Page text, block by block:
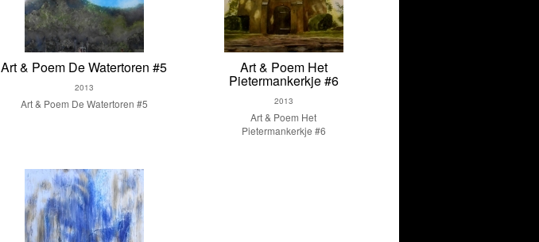
Art & Poem De Watertoren #5
2013
Art & Poem De Watertoren #5
Art & Poem Het
Pietermankerkje #6
2013
Art & Poem Het
Pietermankerkje #6